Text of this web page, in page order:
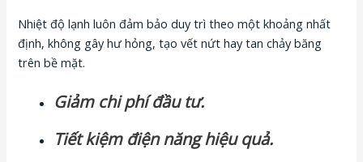
Nhiệt độ lạnh luôn đảm bảo duy trì theo một khoảng nhất
định, không gây hư hỏng, tạo vết nứt hay tan chảy băng
trên bề mặt.
Giảm chi phí đầu tư.
Tiết kiệm điện năng hiệu quả.